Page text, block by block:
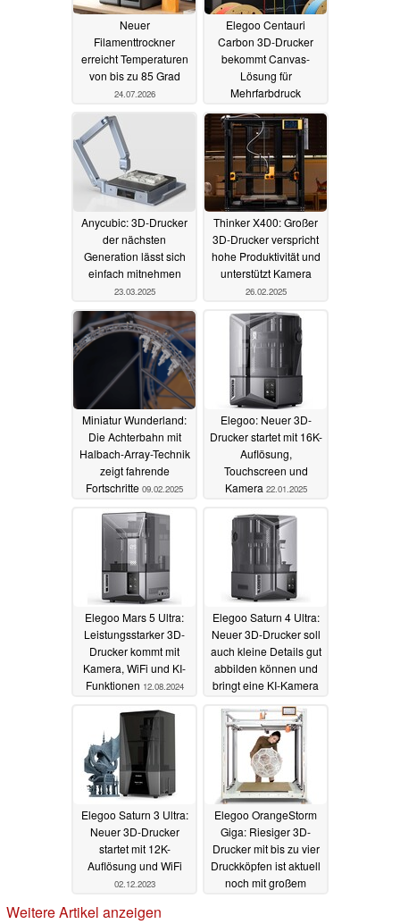
Neuer
Filamenttrockner
erreicht Temperaturen
von bis zu 85 Grad
24.07.2026
Elegoo Centauri
Carbon 3D-Drucker
bekommt Canvas-
Lösung für
Mehrfarbdruck
28.04.2026
Anycubic: 3D-Drucker
der nächsten
Generation lässt sich
einfach mitnehmen
23.03.2025
Thinker X400: Großer
3D-Drucker verspricht
hohe Produktivität und
unterstützt Kamera
26.02.2025
Miniatur Wunderland:
Die Achterbahn mit
Halbach-Array-Technik
zeigt fahrende
Fortschritte 09.02.2025
Elegoo: Neuer 3D-
Drucker startet mit 16K-
Auflösung,
Touchscreen und
Kamera 22.01.2025
Elegoo Mars 5 Ultra:
Leistungsstarker 3D-
Drucker kommt mit
Kamera, WiFi und KI-
Funktionen 12.08.2024
Elegoo Saturn 4 Ultra:
Neuer 3D-Drucker soll
auch kleine Details gut
abbilden können und
bringt eine KI-Kamera
25.04.2024
Elegoo Saturn 3 Ultra:
Neuer 3D-Drucker
startet mit 12K-
Auflösung und WiFi
02.12.2023
Elegoo OrangeStorm
Giga: Riesiger 3D-
Drucker mit bis zu vier
Druckköpfen ist aktuell
noch mit großem
Weitere Artikel anzeigen